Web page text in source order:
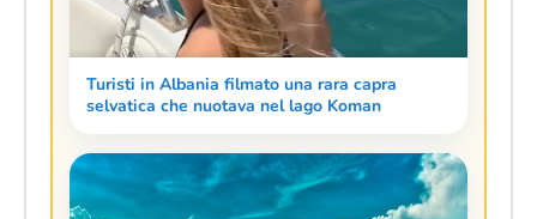
Turisti in Albania filmato una rara capra
selvatica che nuotava nel lago Koman